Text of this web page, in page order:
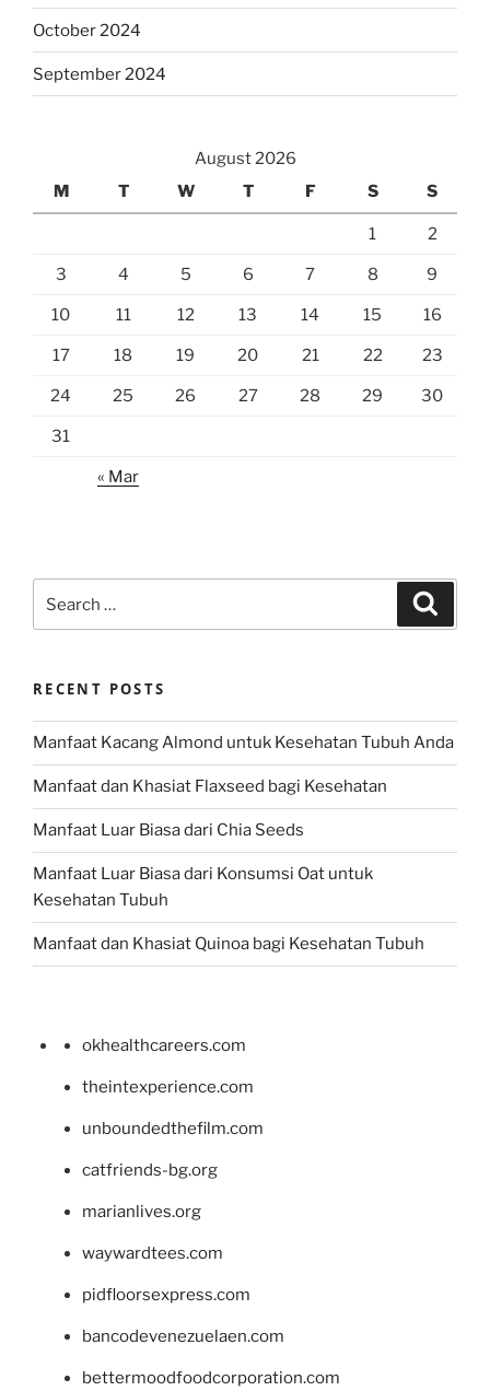
October 2024
September 2024
August 2026
M
T W T F S S
1 2
3 4 5 6 7 8 9
10 11 12 13 14 15 16
17 18 19 20 21 22 23
24 25 26 27 28 29 30
31
« Mar
for:
RECENT POSTS
Manfaat Kacang Almond untuk Kesehatan Tubuh Anda
Manfaat dan Khasiat Flaxseed bagi Kesehatan
Manfaat Luar Biasa dari Chia Seeds
Manfaat Luar Biasa dari Konsumsi Oat untuk
Kesehatan Tubuh
Manfaat dan Khasiat Quinoa bagi Kesehatan Tubuh
okhealthcareers.com
theintexperience.com
unboundedthefilm.com
catfriends-bg.org
marianlives.org
waywardtees.com
pidfloorsexpress.com
bancodevenezuelaen.com
bettermoodfoodcorporation.com